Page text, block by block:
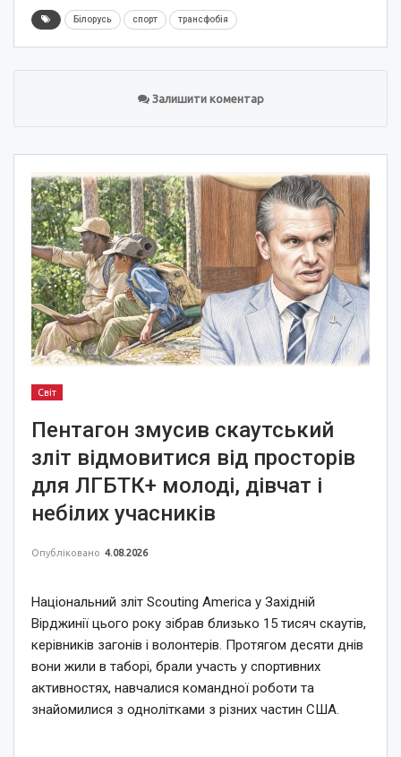
Білорусь спорт трансфобія
Залишити коментар
Світ
Пентагон змусив скаутський
зліт відмовитися від просторів
для ЛГБТК+ молоді, дівчат і
небілих учасників
Опубліковано 4.08.2026
Національний зліт Scouting America у Західній
Вірджинії цього року зібрав близько 15 тисяч скаутів,
керівників загонів і волонтерів. Протягом десяти днів
вони жили в таборі, брали участь у спортивних
активностях, навчалися командної роботи та
знайомилися з однолітками з різних частин США.